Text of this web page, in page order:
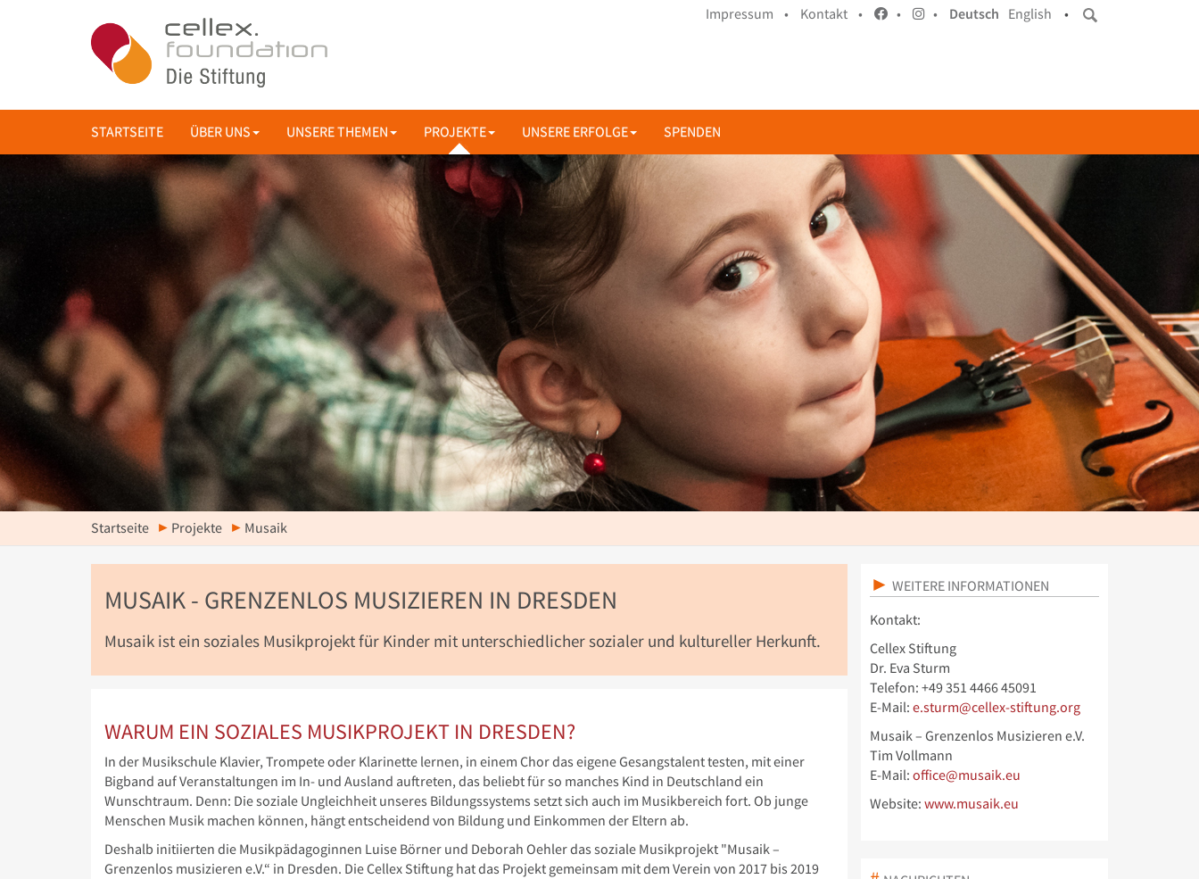
Impressum • Kontakt • • • Deutsch English •
STARTSEITE ÜBER UNS UNSERE THEMEN PROJEKTE UNSERE ERFOLGE SPENDEN
Startseite Projekte Musaik
MUSAIK - GRENZENLOS MUSIZIEREN IN DRESDEN
Musaik ist ein soziales Musikprojekt für Kinder mit unterschiedlicher sozialer und kultureller Herkunft.
WARUM EIN SOZIALES MUSIKPROJEKT IN DRESDEN?
In der Musikschule Klavier, Trompete oder Klarinette lernen, in einem Chor das eigene Gesangstalent testen, mit einer
Bigband auf Veranstaltungen im In- und Ausland auftreten, das beliebt für so manches Kind in Deutschland ein
Wunschtraum. Denn: Die soziale Ungleichheit unseres Bildungssystems setzt sich auch im Musikbereich fort. Ob junge
Menschen Musik machen können, hängt entscheidend von Bildung und Einkommen der Eltern ab.
Deshalb initiierten die Musikpädagoginnen Luise Börner und Deborah Oehler das soziale Musikprojekt "Musaik –
Grenzenlos musizieren e.V.“ in Dresden. Die Cellex Stiftung hat das Projekt gemeinsam mit dem Verein von 2017 bis 2019
WEITERE INFORMATIONEN
Kontakt:
Cellex Stiftung
Dr. Eva Sturm
Telefon: +49 351 4466 45091
E-Mail: e.sturm@cellex-stiftung.org
Musaik – Grenzenlos Musizieren e.V.
Tim Vollmann
E-Mail: office@musaik.eu
Website: www.musaik.eu